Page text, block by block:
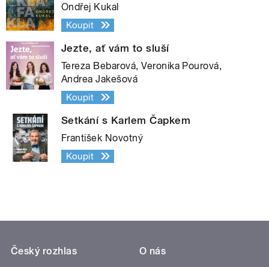
Ondřej Kukal
Koupit
Jezte, ať vám to sluší
Tereza Bebarová, Veronika Pourová,
Andrea Jakešová
Koupit
Setkání s Karlem Čapkem
František Novotný
Koupit
Český rozhlas
O nás